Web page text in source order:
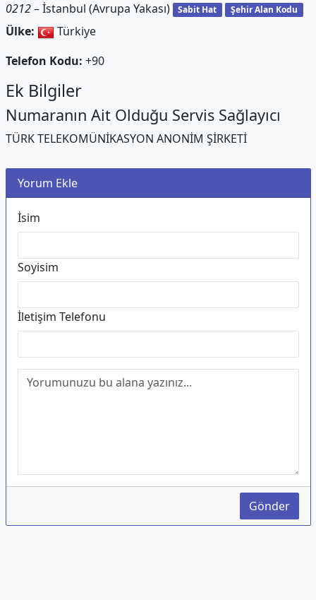
0212– İstanbul (Avrupa Yakası) Sabit Hat Şehir Alan Kodu
Ülke:
Türkiye
Telefon Kodu: +90
Ek Bilgiler
Numaranın Ait Olduğu Servis Sağlayıcı
TÜRK TELEKOMÜNİKASYON ANONİM ŞİRKETİ
Yorum Ekle
İsim
Soyisim
İletişim Telefonu
Gönder